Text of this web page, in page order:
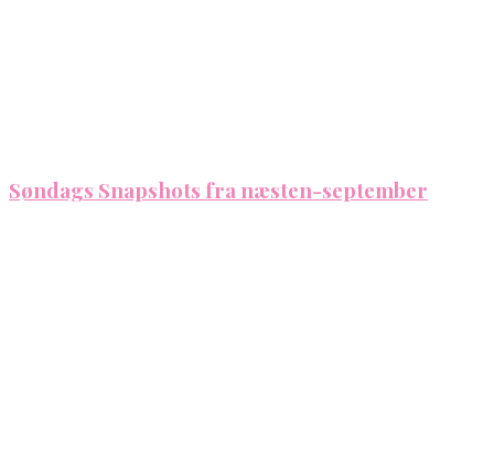
Søndags Snapshots fra næsten-september